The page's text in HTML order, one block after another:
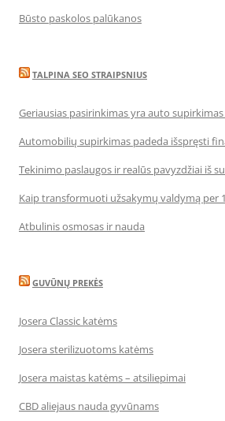
Būsto paskolos palūkanos
TALPINA SEO STRAIPSNIUS
Geriausias pasirinkimas yra auto supirkimas
Automobilių supirkimas padeda išspręsti
Tekinimo paslaugos ir realūs pavyzdžiai iš
Kaip transformuoti užsakymų valdymą per
Atbulinis osmosas ir nauda
GUVŪNŲ PREKĖS
Josera Classic katėms
Josera sterilizuotoms katėms
Josera maistas katėms – atsiliepimai
CBD aliejaus nauda gyvūnams